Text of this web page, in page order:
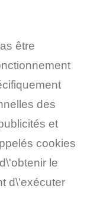
être
des
et
cookies
le
d\'exécuter